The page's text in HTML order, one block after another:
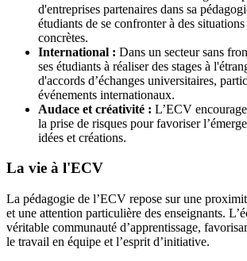
d'entreprises partenaires dans sa
étudiants de se confronter à des
concrètes.
International : Dans un secteur sans
ses étudiants à réaliser des stages à
d'accords d’échanges universitaires,
événements internationaux.
Audace et créativité : L’ECV
la prise de risques pour favoriser
idées et créations.
La vie à l'ECV
La pédagogie de l’ECV repose sur une
et une attention particulière des enseignants.
véritable communauté d’apprentissage,
le travail en équipe et l’esprit d’initiative.